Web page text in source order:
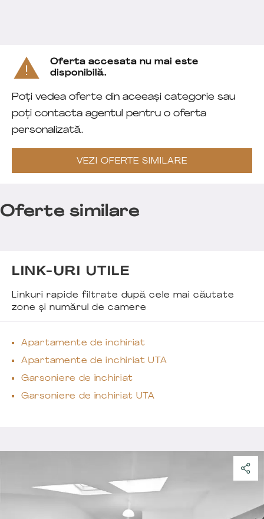
Oferta accesata nu mai este
disponibilă.
Poți vedea oferte din aceeași categorie sau
poți contacta agentul pentru o oferta
personalizată.
VEZI OFERTE SIMILARE
Oferte similare
LINK-URI UTILE
Linkuri rapide filtrate după cele mai căutate
zone și numărul de camere
Apartamente de inchiriat
Apartamente de inchiriat UTA
Garsoniere de închiriat
Garsoniere de închiriat UTA